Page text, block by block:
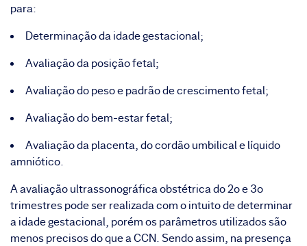
para:
Determinação da idade gestacional;
Avaliação da posição fetal;
Avaliação do peso e padrão de crescimento fetal;
Avaliação do bem-estar fetal;
Avaliação da placenta, do cordão umbilical e líquido
amniótico.
A avaliação ultrassonográfica obstétrica do 2o e 3o
trimestres pode ser realizada com o intuito de determinar
a idade gestacional, porém os parâmetros utilizados são
menos precisos do que a CCN. Sendo assim, na presença